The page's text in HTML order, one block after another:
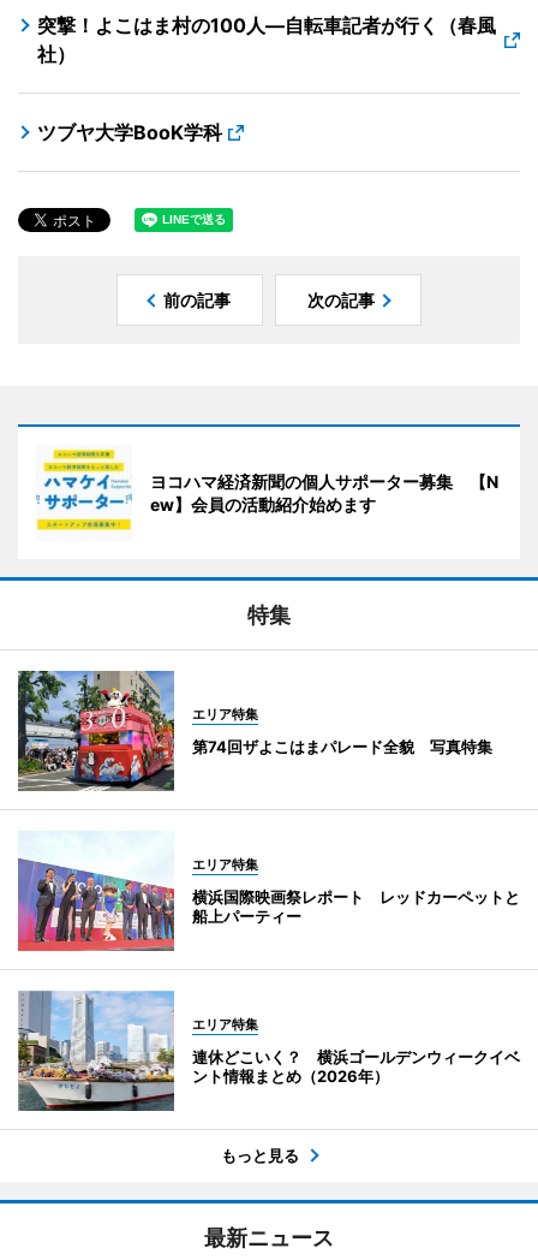
突撃！よこはま村の100人―自転車記者が行く（春風
社）
ツブヤ大学BooK学科
前の記事 次の記事
ヨコハマ経済新聞の個人サポーター募集 【N
ew】会員の活動紹介始めます
特集
エリア特集
第74回ザよこはまパレード全貌 写真特集
エリア特集
横浜国際映画祭レポート レッドカーペットと
船上パーティー
エリア特集
連休どこいく？ 横浜ゴールデンウィークイベ
ント情報まとめ（2026年）
もっと見る
最新ニュース